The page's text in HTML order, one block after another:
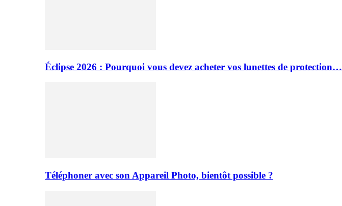
Éclipse 2026 : Pourquoi vous devez acheter vos lunettes de protection…
Téléphoner avec son Appareil Photo, bientôt possible ?